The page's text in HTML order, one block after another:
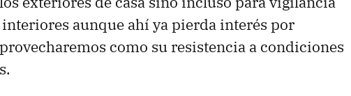
aunque ahí ya pierda interés por
como su resistencia a condiciones